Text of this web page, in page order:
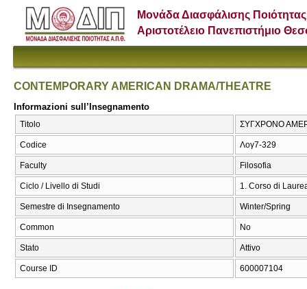
Μονάδα Διασφάλισης Ποιότητας
Αριστοτέλειο Πανεπιστήμιο
CONTEMPORARY AMERICAN DRAMA/THEATRE
Informazioni sull’Insegnamento
Titolo ΣΥΓΧΡΟΝΟ
Codice Λογ7-329
Faculty Filosofia
Ciclo / Livello di Studi 1. Corso di
Semestre di Insegnamento Winter/Spring
Common No
Stato Attivo
Course ID 600007104